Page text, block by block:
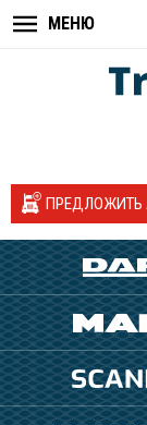
МЕНЮ
ПРЕДЛОЖИТЬ